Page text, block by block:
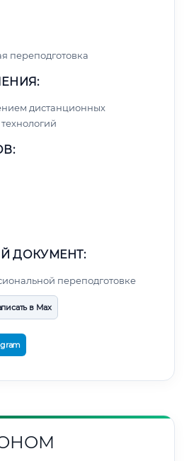
переподготовка
дистанционных
ДОКУМЕНТ:
переподготовке
в Max